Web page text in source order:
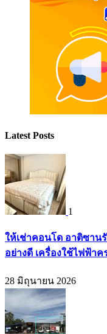
Latest Posts
1
ให้เช่าคอนโด อาติซาน
อย่างดี เครื่องใช้ไฟฟ้าค
28 มิถุนายน 2026